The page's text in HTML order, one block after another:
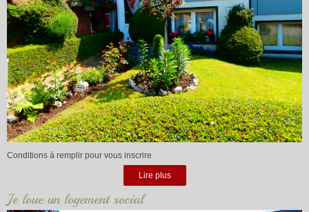
Conditions à remplir pour vous inscrire
Lire plus
Je loue un logement social